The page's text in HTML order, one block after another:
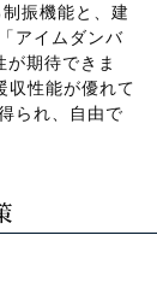
振機能と、建
アイムダンバ
期待できま
収性能が優れて
られ、自由で